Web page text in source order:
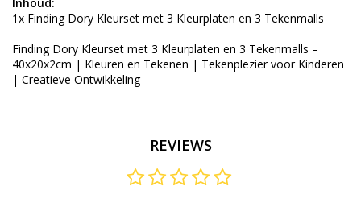
1x Finding Dory Kleurset met 3 Kleurplaten en 3 Tekenmalls
Finding Dory Kleurset met 3 Kleurplaten en 3 Tekenmalls –
40x20x2cm | Kleuren en Tekenen | Tekenplezier voor Kinderen
| Creatieve Ontwikkeling
REVIEWS